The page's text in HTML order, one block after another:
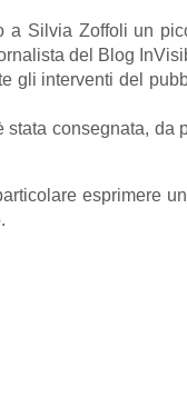
Silvia Zoffoli un
del Blog
gli interventi del
consegnata,
esprimere